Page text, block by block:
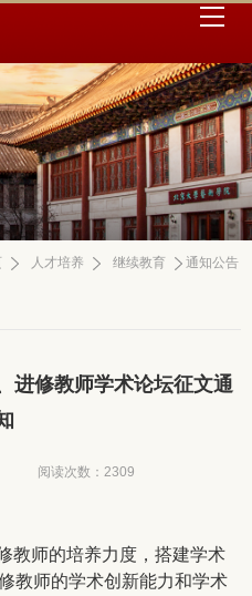
人才培养 继续教育 通知公告
进修教师学术论坛征文通
阅读次数： 2309
教师的培养力度，搭建学术
教师的学术创新能力和学术